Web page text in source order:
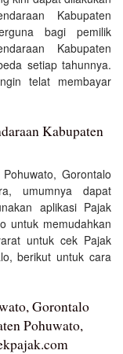
Kabupaten
bagi pemilik
Kabupaten
setiap tahunnya.
telat membayar
Kabupaten
Gorontalo
umumnya dapat
aplikasi Pajak
untuk memudahkan
untuk cek Pajak
berikut untuk cara
Gorontalo
Pohuwato,